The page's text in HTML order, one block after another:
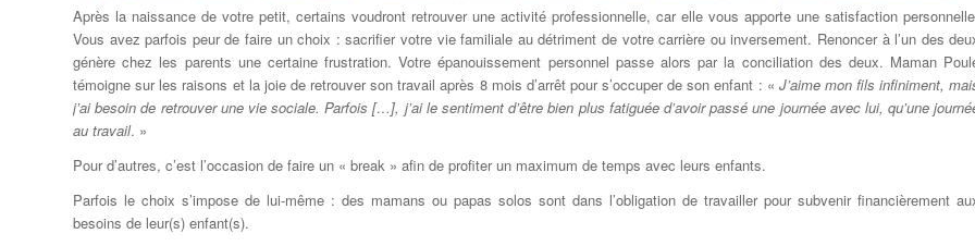
Après la naissance de votre petit, certains voudront retrouver une activité professionnelle, car elle vous apporte une satisfaction
Vous avez parfois peur de faire un choix : sacrifier votre vie familiale au détriment de votre carrière ou inversement. Renoncer à l’un des
génère chez les parents une certaine frustration. Votre épanouissement personnel passe alors par la conciliation des deux. Maman
témoigne sur les raisons et la joie de retrouver son travail après 8 mois d’arrêt pour s’occuper de son enfant : « J’aime mon fils infiniment,
j’ai besoin de retrouver une vie sociale. Parfois […], j’ai le sentiment d’être bien plus fatiguée d’avoir passé une journée avec lui, qu’une
au travail. »
Pour d’autres, c’est l’occasion de faire un « break » afin de profiter un maximum de temps avec leurs enfants.
Parfois le choix s’impose de lui-même : des mamans ou papas solos sont dans l’obligation de travailler pour subvenir financièrement
besoins de leur(s) enfant(s).